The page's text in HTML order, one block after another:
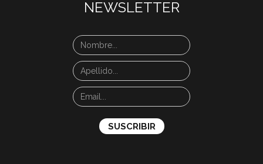
NEWSLETTER